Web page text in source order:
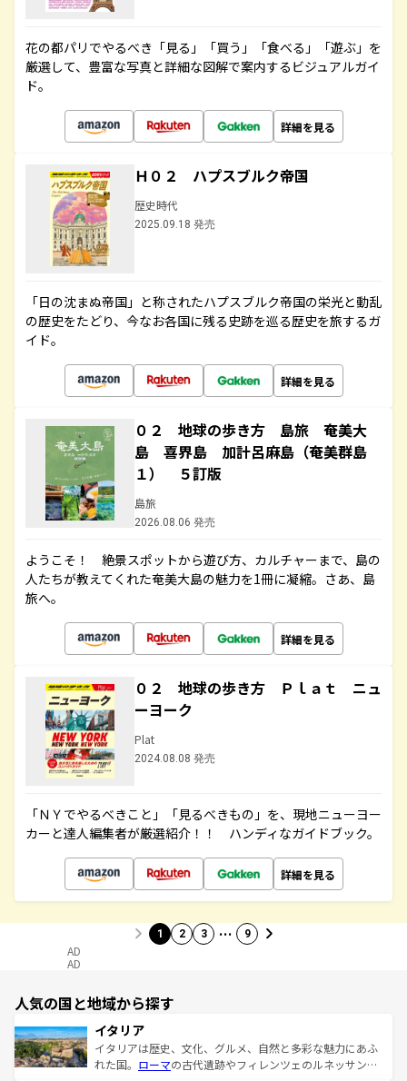
花の都パリでやるべき「見る」「買う」「食べる」「遊ぶ」を
厳選して、豊富な写真と詳細な図解で案内するビジュアルガイ
ド。
詳細を見る
Ｈ０２ ハプスブルク帝国
歴史時代
2025.09.18 発売
「日の沈まぬ帝国」と称されたハプスブルク帝国の栄光と動乱
の歴史をたどり、今なお各国に残る史跡を巡る歴史を旅するガ
イド。
詳細を見る
０２ 地球の歩き方 島旅 奄美大
島 喜界島 加計呂麻島（奄美群島
１） ５訂版
島旅
2026.08.06 発売
ようこそ！ 絶景スポットから遊び方、カルチャーまで、島の
人たちが教えてくれた奄美大島の魅力を1冊に凝縮。さあ、島
旅へ。
詳細を見る
０２ 地球の歩き方 Ｐｌａｔ ニュ
ーヨーク
Plat
2024.08.08 発売
「ＮＹでやるべきこと」「見るべきもの」を、現地ニューヨー
カーと達人編集者が厳選紹介！！ ハンディなガイドブック。
詳細を見る
1 2 3 … 9
AD
AD
人気の国と地域から探す
イタリア
イタリアは歴史、文化、グルメ、自然と多彩な魅力にあふ
れた国。 ローマの古代遺跡やフィレンツェのルネッサンス